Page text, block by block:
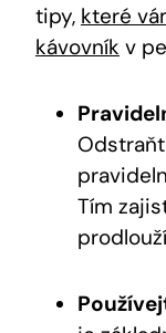
tipy, které
kávovník v
Tím